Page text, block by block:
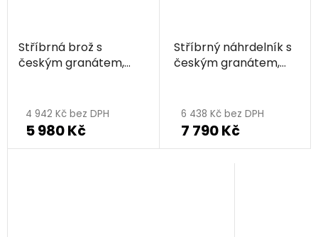
Stříbrná brož s
českým granátem,
4 942 Kč bez DPH
5 980 Kč
Stříbrný náhrdelník s
českým granátem,
6 438 Kč bez DPH
7 790 Kč